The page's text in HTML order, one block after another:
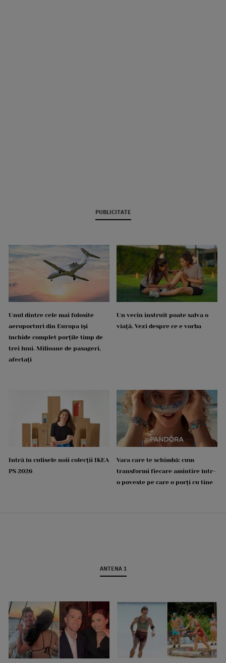
PUBLICITATE
Unul dintre cele mai folosite
aeroporturi din Europa își
închide complet porțile timp de
trei luni. Milioane de pasageri,
afectați
Un vecin instruit poate salva o
viață. Vezi despre ce e vorba
Intră în culisele noii colecții IKEA
PS 2026
Vara care te schimbă: cum
transformi fiecare amintire într-
o poveste pe care o porți cu tine
ANTENA 1